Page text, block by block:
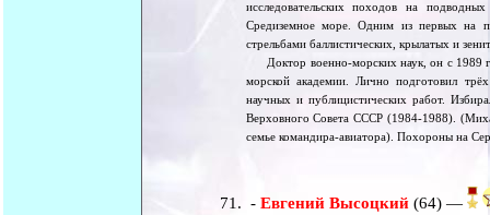
исследовательских походов на
Средиземное море. Одним из первых на
стрельбами баллистических, крылатых и
Доктор военно-морских наук, он с 1989
морской академии. Лично подготовил
научных и публицистических работ.
Верховного Совета СССР (1984-1988).
семье командира-авиатора). Похороны на
- Евгений Высоцкий (64) —